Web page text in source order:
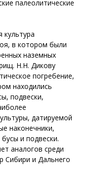
палеолитические
культура
в котором были
наземных
Н.Н. Дикову
погребение,
находились
подвески,
датируемой
наконечники,
и подвески.
аналогов среди
Сибири и Дальнего